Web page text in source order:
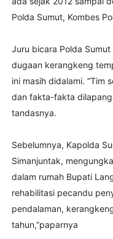
Polda Sumut, Kombes
Juru bicara Polda
dugaan kerangkeng
ini masih didalami. “Tim
dan fakta-fakta
tandasnya.
Sebelumnya, Kapolda
Simanjuntak,
dalam rumah Bupati
rehabilitasi pecandu
pendalaman,
tahun,”paparnya